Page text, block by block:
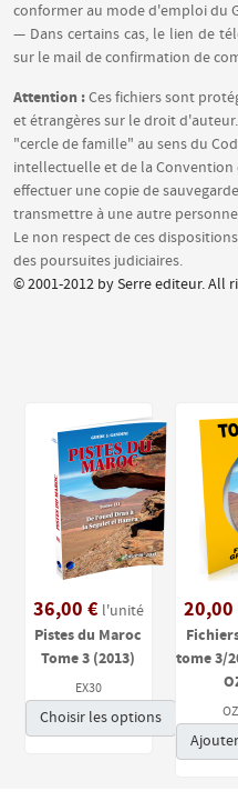
conformer au mode d'emploi du
— Dans certains cas, le lien de
sur le mail de confirmation de
Attention :Ces fichiers sont
et étrangères sur le droit
"cercle de famille" au sens du
intellectuelle et de la Convention
effectuer une copie de
transmettre à une autre
Le non respect de ces
des poursuites judiciaires.
© 2001-2012 by Serre editeur. All
36,00 € l'unité
Pistes du Maroc
Tome 3 (2013)
EX30
Choisir les options
20,00
tome 3/